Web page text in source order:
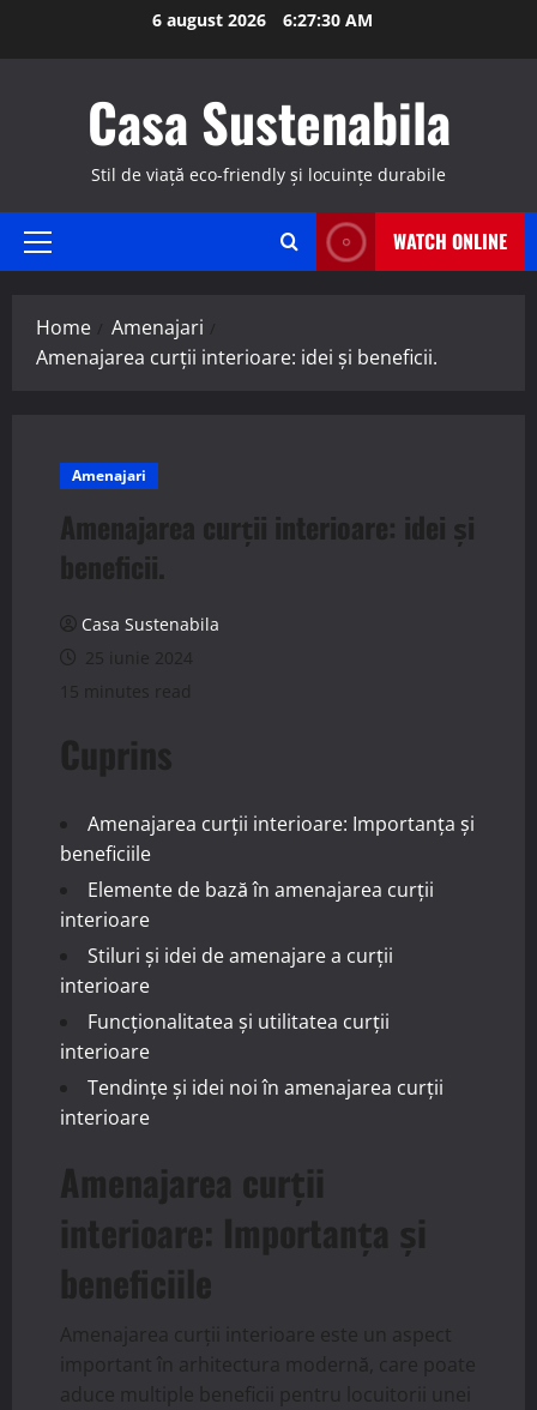
6 august 2026 6:27:31 AM
Casa Sustenabila
Stil de viață eco-friendly și locuințe durabile
Primary
WATCH ONLINE
Home
Amenajari
Amenajarea curții interioare: idei și beneficii.
Amenajari
Amenajarea curții interioare: idei și
beneficii.
Casa Sustenabila
25 iunie 2024
15 minutes read
Cuprins
Amenajarea curții interioare: Importanța și
beneficiile
Elemente de bază în amenajarea curții
interioare
Stiluri și idei de amenajare a curții
interioare
Funcționalitatea și utilitatea curții
interioare
Tendințe și idei noi în amenajarea curții
interioare
Amenajarea curții
interioare: Importanța și
beneficiile
Amenajarea curții interioare este un aspect
important în arhitectura modernă, care poate
aduce multiple beneficii pentru locuitorii unei